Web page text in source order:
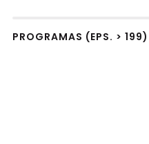
PROGRAMAS (EPS. > 199)